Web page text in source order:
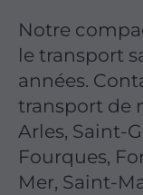
Notre
le transport
années.
transport de
Arles, Saint-
Fourques,
Mer, Saint-